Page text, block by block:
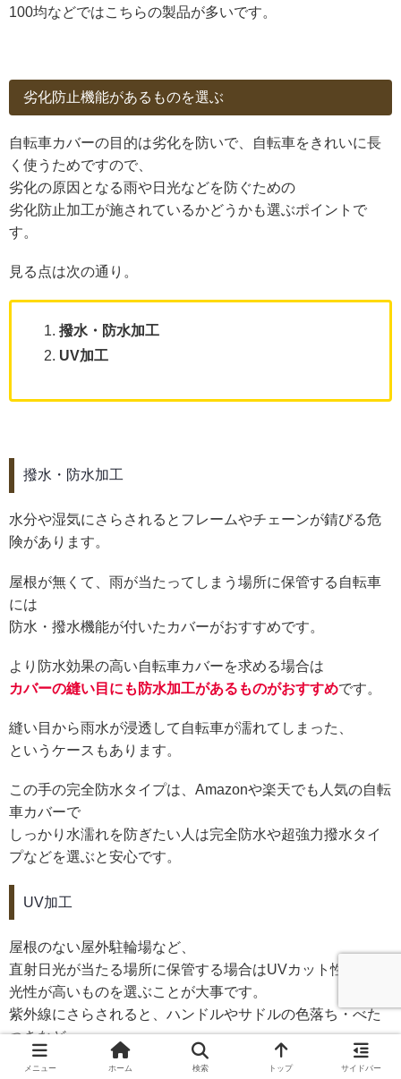
100均などではこちらの製品が多いです。
劣化防止機能があるものを選ぶ
自転車カバーの目的は劣化を防いで、自転車をきれいに長
く使うためですので、
劣化の原因となる雨や日光などを防ぐための
劣化防止加工が施されているかどうかも選ぶポイントで
す。
見る点は次の通り。
撥水・防水加工
UV加工
撥水・防水加工
水分や湿気にさらされるとフレームやチェーンが錆びる危
険があります。
屋根が無くて、雨が当たってしまう場所に保管する自転車
には
防水・撥水機能が付いたカバーがおすすめです。
より防水効果の高い自転車カバーを求める場合は
カバーの縫い目にも防水加工があるものがおすすめです。
縫い目から雨水が浸透して自転車が濡れてしまった、
というケースもあります。
この手の完全防水タイプは、Amazonや楽天でも人気の自転
車カバーで
しっかり水濡れを防ぎたい人は完全防水や超強力撥水タイ
プなどを選ぶと安心です。
UV加工
屋根のない屋外駐輪場など、
直射日光が当たる場所に保管する場合はUVカット性能と遮
光性が高いものを選ぶことが大事です。
紫外線にさらされると、ハンドルやサドルの色落ち・べた
つきなど、
自転車のプラスチックやゴム製のパーツが変質する危険が
メニュー ホーム 検索 トップ サイドバー